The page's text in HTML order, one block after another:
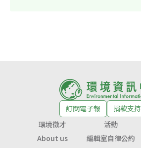
訂閱電子報
捐款支持
環境徵才
活動
About us
編輯室自律公約